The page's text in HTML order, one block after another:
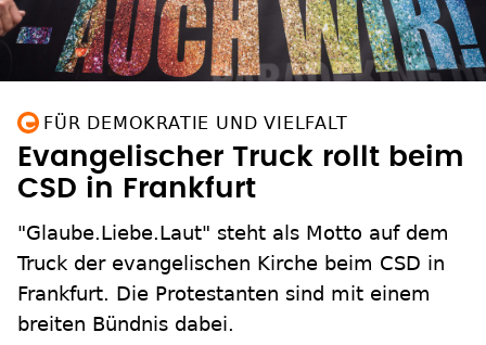
FÜR DEMOKRATIE UND VIELFALT
Evangelischer Truck rollt beim
CSD in Frankfurt
"Glaube.Liebe.Laut" steht als Motto auf dem
Truck der evangelischen Kirche beim CSD in
Frankfurt. Die Protestanten sind mit einem
breiten Bündnis dabei.